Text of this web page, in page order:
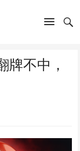
牌不中，